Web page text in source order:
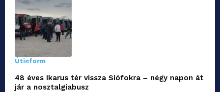
Útinform
48 éves Ikarus tér vissza Siófokra – négy napon át
jár a nosztalgiabusz